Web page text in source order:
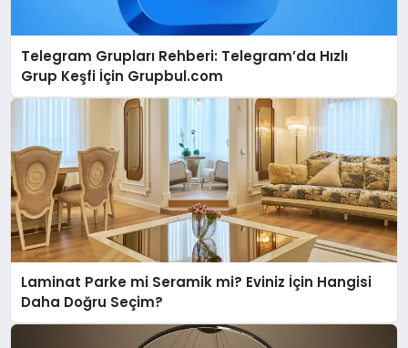
Telegram Grupları Rehberi: Telegram’da Hızlı
Grup Keşfi İçin Grupbul.com
Laminat Parke mi Seramik mi? Eviniz İçin Hangisi
Daha Doğru Seçim?